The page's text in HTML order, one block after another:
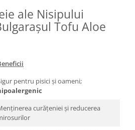
ale Nisipului
Tofu Aloe
pentru pisici și oameni;
curățeniei și reducerea